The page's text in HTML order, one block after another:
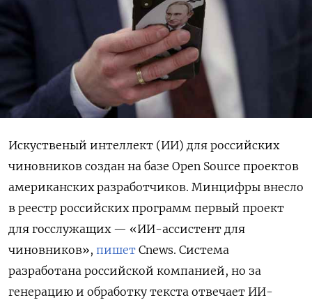
Искуственый интеллект (ИИ) для российских
чиновников создан на базе Open Source проектов
американских разработчиков. Минцифры внесло
в реестр российских программ первый проект
для госслужащих — «ИИ-ассистент для
чиновников», пишет Cnews. Система
разработана российской компанией, но за
генерацию и обработку текста отвечает ИИ-